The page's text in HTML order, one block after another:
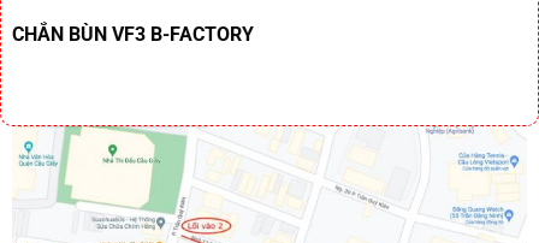
CHẮN BÙN VF3 B-FACTORY